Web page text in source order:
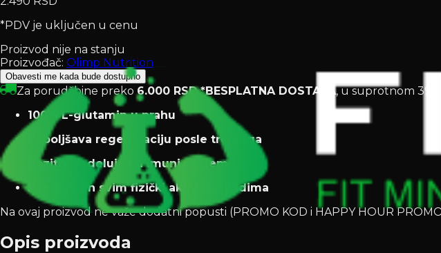
*PDV je uključen u cenu
Proizvod nije na stanju
Proizvođač: Olimp Nutrition
Obavesti me kada bude dostupno
Za porudžbine preko 6.000 RSD *BESPLATNA DOSTAVA, u suprotnom 390
100% L-glutamin u prahu
Poboljšava regeneraciju posle treninga
Pozitivno deluje na imuni sustem
Namijenjen svim fizički aktivnim ljudima
Na ovaj proizvod ne važe dodatni popusti (PROMO KOD i HAPPY HOUR
Opis proizvoda